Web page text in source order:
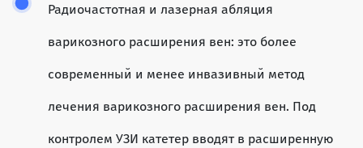
Радиочастотная и лазерная абляция
варикозного расширения вен: это более
современный и менее инвазивный метод
лечения варикозного расширения вен. Под
контролем УЗИ катетер вводят в расширенную